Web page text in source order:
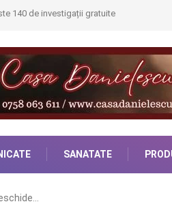
140 de investigații gratuite
SANATATE